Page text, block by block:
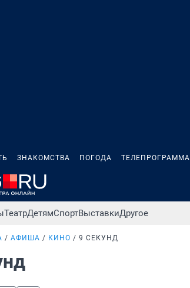
ЗНАКОМСТВА ПОГОДА ТЕЛЕПРОГРАММА
ТеатрДетямСпортВыставкиДругое
АФИША КИНО 9 СЕКУНД